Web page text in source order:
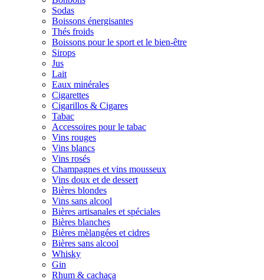
Sodas
Boissons énergisantes
Thés froids
Boissons pour le sport et le bien-être
Sirops
Jus
Lait
Eaux minérales
Cigarettes
Cigarillos & Cigares
Tabac
Accessoires pour le tabac
Vins rouges
Vins blancs
Vins rosés
Champagnes et vins mousseux
Vins doux et de dessert
Bières blondes
Vins sans alcool
Bières artisanales et spéciales
Bières blanches
Bières mèlangées et cidres
Bières sans alcool
Whisky
Gin
Rhum & cachaça